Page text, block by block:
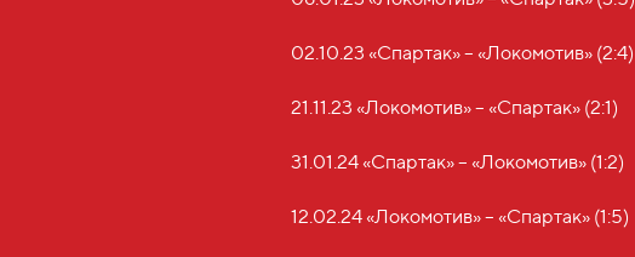
02.10.23 «Спартак» – «Локомотив» (2:4)
21.11.23 «Локомотив» – «Спартак» (2:1)
31.01.24 «Спартак» – «Локомотив» (1:2)
12.02.24 «Локомотив» – «Спартак» (1:5)